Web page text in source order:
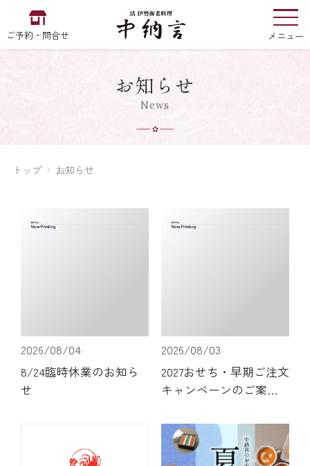
ご予約・問合せ メニュー
中納言 お食い初め
EN
中納言の伊勢海老
二次会
オンライン通販
(造り/焼物/蒸し/ボイル伊勢海老)
お知らせ
News
トップ お知らせ
2026/08/04
8/24臨時休業のお知ら
せ
2026/08/03
2027おせち・早期ご注文
キャンペーンのご案内 |